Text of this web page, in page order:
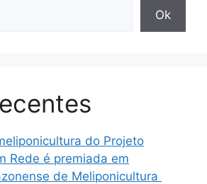
Ok
do Projeto
Rede é premiada em
de Meliponicultura